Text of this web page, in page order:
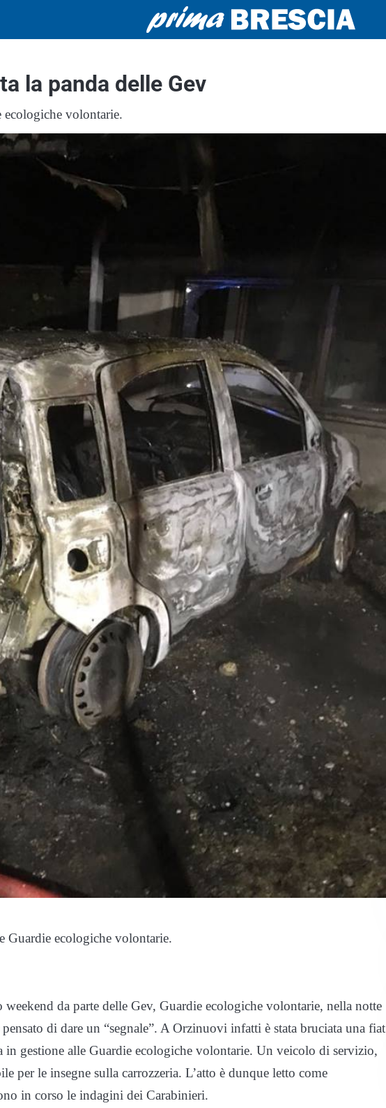
la panda delle Gev
volontarie.
Guardie ecologiche volontarie.
da parte delle Gev, Guardie ecologiche volontarie, nella notte
di dare un “segnale”. A Orzinuovi infatti è stata bruciata una fiat
in gestione alle Guardie ecologiche volontarie. Un veicolo di servizio,
per le insegne sulla carrozzeria. L’atto è dunque letto come
in corso le indagini dei Carabinieri.